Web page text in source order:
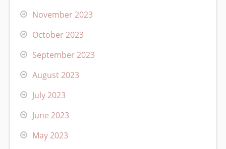
November 2023
October 2023
September 2023
August 2023
July 2023
June 2023
May 2023